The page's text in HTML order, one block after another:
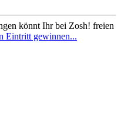
könnt Ihr bei Zosh! freien
Eintritt gewinnen...